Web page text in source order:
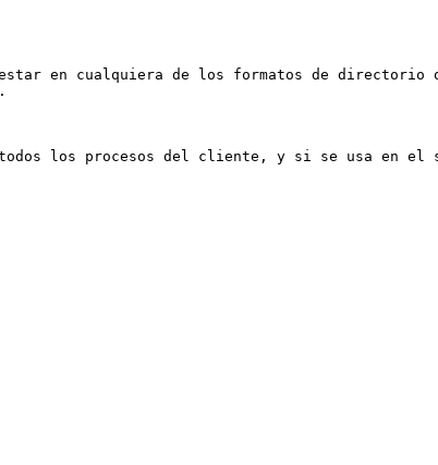
en cualquiera de los formatos de directorio
todos los procesos del cliente, y si se usa en